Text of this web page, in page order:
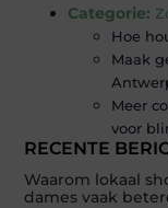
RECENTE
Waarom lokaal
dames vaak
Categorie:
Hoe
Maak
Meer
voor